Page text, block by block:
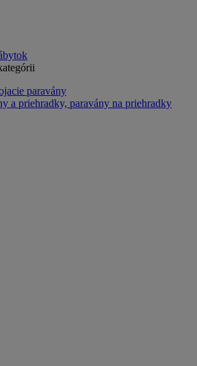
paravány
a priehradky, paravány na priehradky